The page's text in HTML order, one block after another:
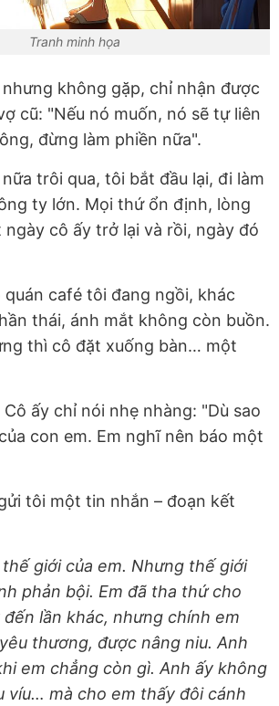
Tranh minh họa
không gặp, chỉ nhận được
cũ: "Nếu nó muốn, nó sẽ tự liên
đừng làm phiền nữa".
trôi qua, tôi bắt đầu lại, đi làm
ty lớn. Mọi thứ ổn định, lòng
cô ấy trở lại và rồi, ngày đó
quán café tôi đang ngồi, khác
thái, ánh mắt không còn buồn.
thì cô đặt xuống bàn… một
ấy chỉ nói nhẹ nhàng: "Dù sao
con em. Em nghĩ nên báo một
tôi một tin nhắn – đoạn kết
giới của em. Nhưng thế giới
phản bội. Em đã tha thứ cho
lần khác, nhưng chính em
thương, được nâng niu. Anh
em chẳng còn gì. Anh ấy không
víu… mà cho em thấy đôi cánh